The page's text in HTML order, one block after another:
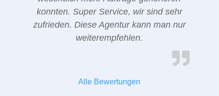
konnten. Super Service, wir sind sehr
zufrieden. Diese Agentur kann man nur
weiterempfehlen.
Alle Bewertungen